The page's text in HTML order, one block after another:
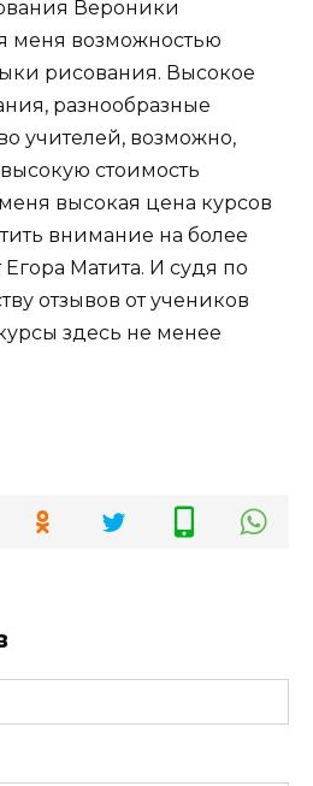
Вероники
меня возможностью
рисования. Высокое
разнообразные
учителей, возможно,
стоимость
высокая цена курсов
внимание на более
Матита. И судя по
отзывов от учеников
здесь не менее